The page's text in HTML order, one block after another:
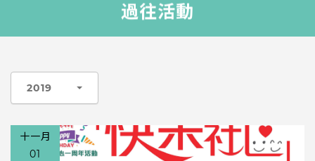
過往活動
2019
十一月
01